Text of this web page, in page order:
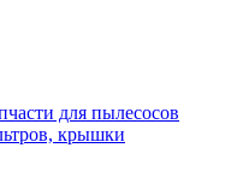
для пылесосов
крышки